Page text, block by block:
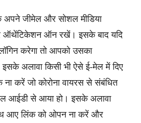
अपने जीमेल और सोशल मीडिया
ऑथेंटिकेशन ऑन रखें। इसके बाद यदि
करेगा तो आपको उसका
इसके अलावा किसी भी ऐसे ई-मेल में दिए
करें जो कोरोना वायरस से संबंधित
आईडी से आया हो। इसके अलावा
आए लिंक को ओपन ना करें और